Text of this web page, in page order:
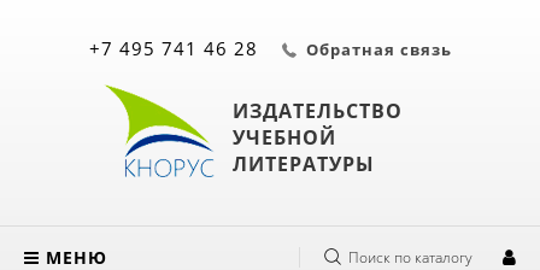
ИЗДАТЕЛЬСТВО
УЧЕБНОЙ
ЛИТЕРАТУРЫ
+7 495 741 46 28 Обратная связь
МЕНЮ Поиск по каталогу